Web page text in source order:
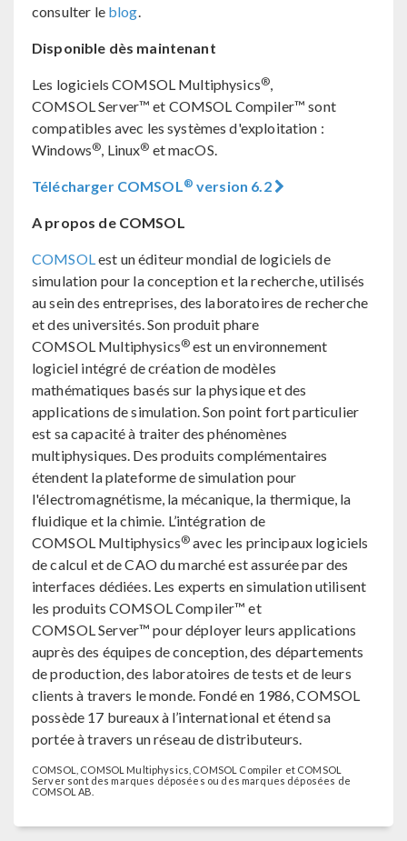
consulter le blog.
Disponible dès maintenant
Les logiciels COMSOL Multiphysics®,
COMSOL Server™ et COMSOL Compiler™ sont
compatibles avec les systèmes d'exploitation :
Windows®, Linux® et macOS.
Télécharger COMSOL® version 6.2
A propos de COMSOL
COMSOLest un éditeur mondial de logiciels de
simulation pour la conception et la recherche, utilisés
au sein des entreprises, des laboratoires de recherche
et des universités. Son produit phare
COMSOL Multiphysics® est un environnement
logiciel intégré de création de modèles
mathématiques basés sur la physique et des
applications de simulation. Son point fort particulier
est sa capacité à traiter des phénomènes
multiphysiques. Des produits complémentaires
étendent la plateforme de simulation pour
l'électromagnétisme, la mécanique, la thermique, la
fluidique et la chimie. L’intégration de
COMSOL Multiphysics® avec les principaux logiciels
de calcul et de CAO du marché est assurée par des
interfaces dédiées. Les experts en simulation utilisent
les produits COMSOL Compiler™ et
COMSOL Server™ pour déployer leurs applications
auprès des équipes de conception, des départements
de production, des laboratoires de tests et de leurs
clients à travers le monde. Fondé en 1986, COMSOL
possède 17 bureaux à l’international et étend sa
portée à travers un réseau de distributeurs.
COMSOL, COMSOL Multiphysics, COMSOL Compiler et COMSOL
Server sont des marques déposées ou des marques déposées de
COMSOL AB.